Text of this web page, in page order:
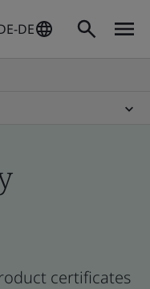
DE
certificates